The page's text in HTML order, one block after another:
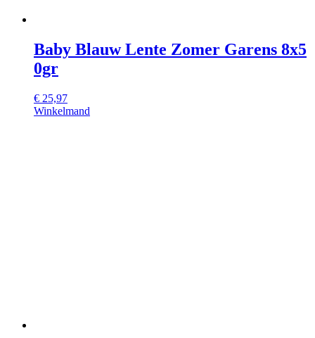
Baby Blauw Lente Zomer Garens 8x5
0gr
€ 25,97
Winkelmand